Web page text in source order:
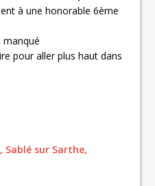
à une honorable 6ème
manqué
pour aller plus haut dans